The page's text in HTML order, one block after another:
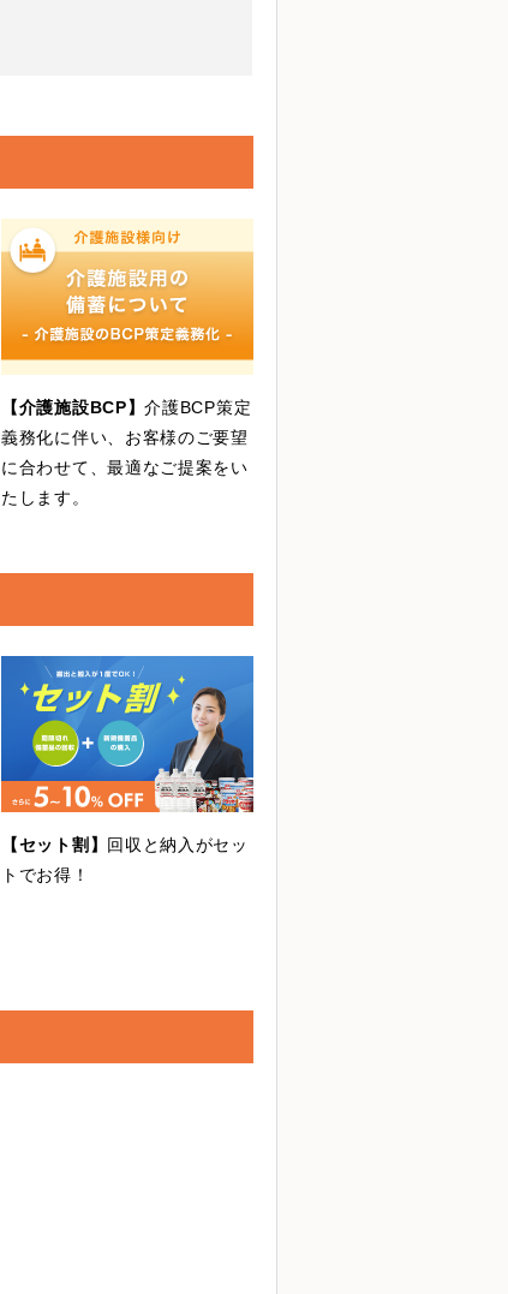
【介護施設BCP】介護BCP策定
義務化に伴い、お客様のご要望
に合わせて、最適なご提案をい
たします。
【セット割】 回収と納入がセッ
トでお得！